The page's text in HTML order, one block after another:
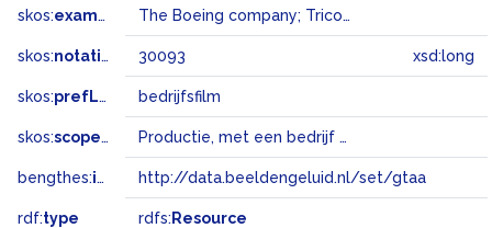
skos:example The Boeing company; Tricotagefabriek Van Hasselt; Power and brains (RSV); Elke dag een glaasje (de Erven Lucas Bols); Een eeuw journalistiek
skos:notation 30093 xsd:long
skos:prefLabel bedrijfsfilm
skos:scopeNote Productie, met een bedrijf als opdrachtgever, over bepaalde procédés, fabrieken, werkwijzen etc.
bengthes:inSet http://data.beeldengeluid.nl/set/gtaa
rdf:type rdfs: Resource